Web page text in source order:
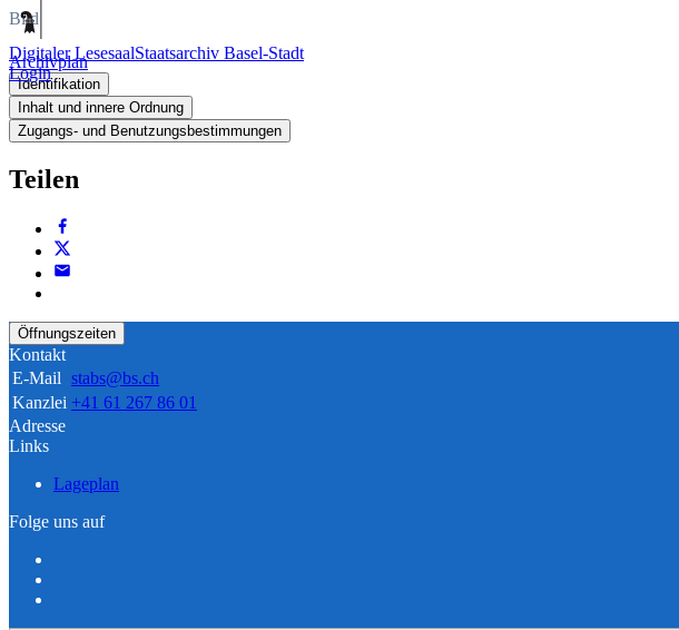
Digitaler LesesaalStaatsarchiv Basel-Stadt
Login
Bild
Archivplan
Identifikation
Inhalt und innere Ordnung
Zugangs- und Benutzungsbestimmungen
Teilen
Öffnungszeiten
Kontakt
E-Mail stabs@bs.ch
Kanzlei +41 61 267 86 01
Adresse
Links
Lageplan
Folge uns auf